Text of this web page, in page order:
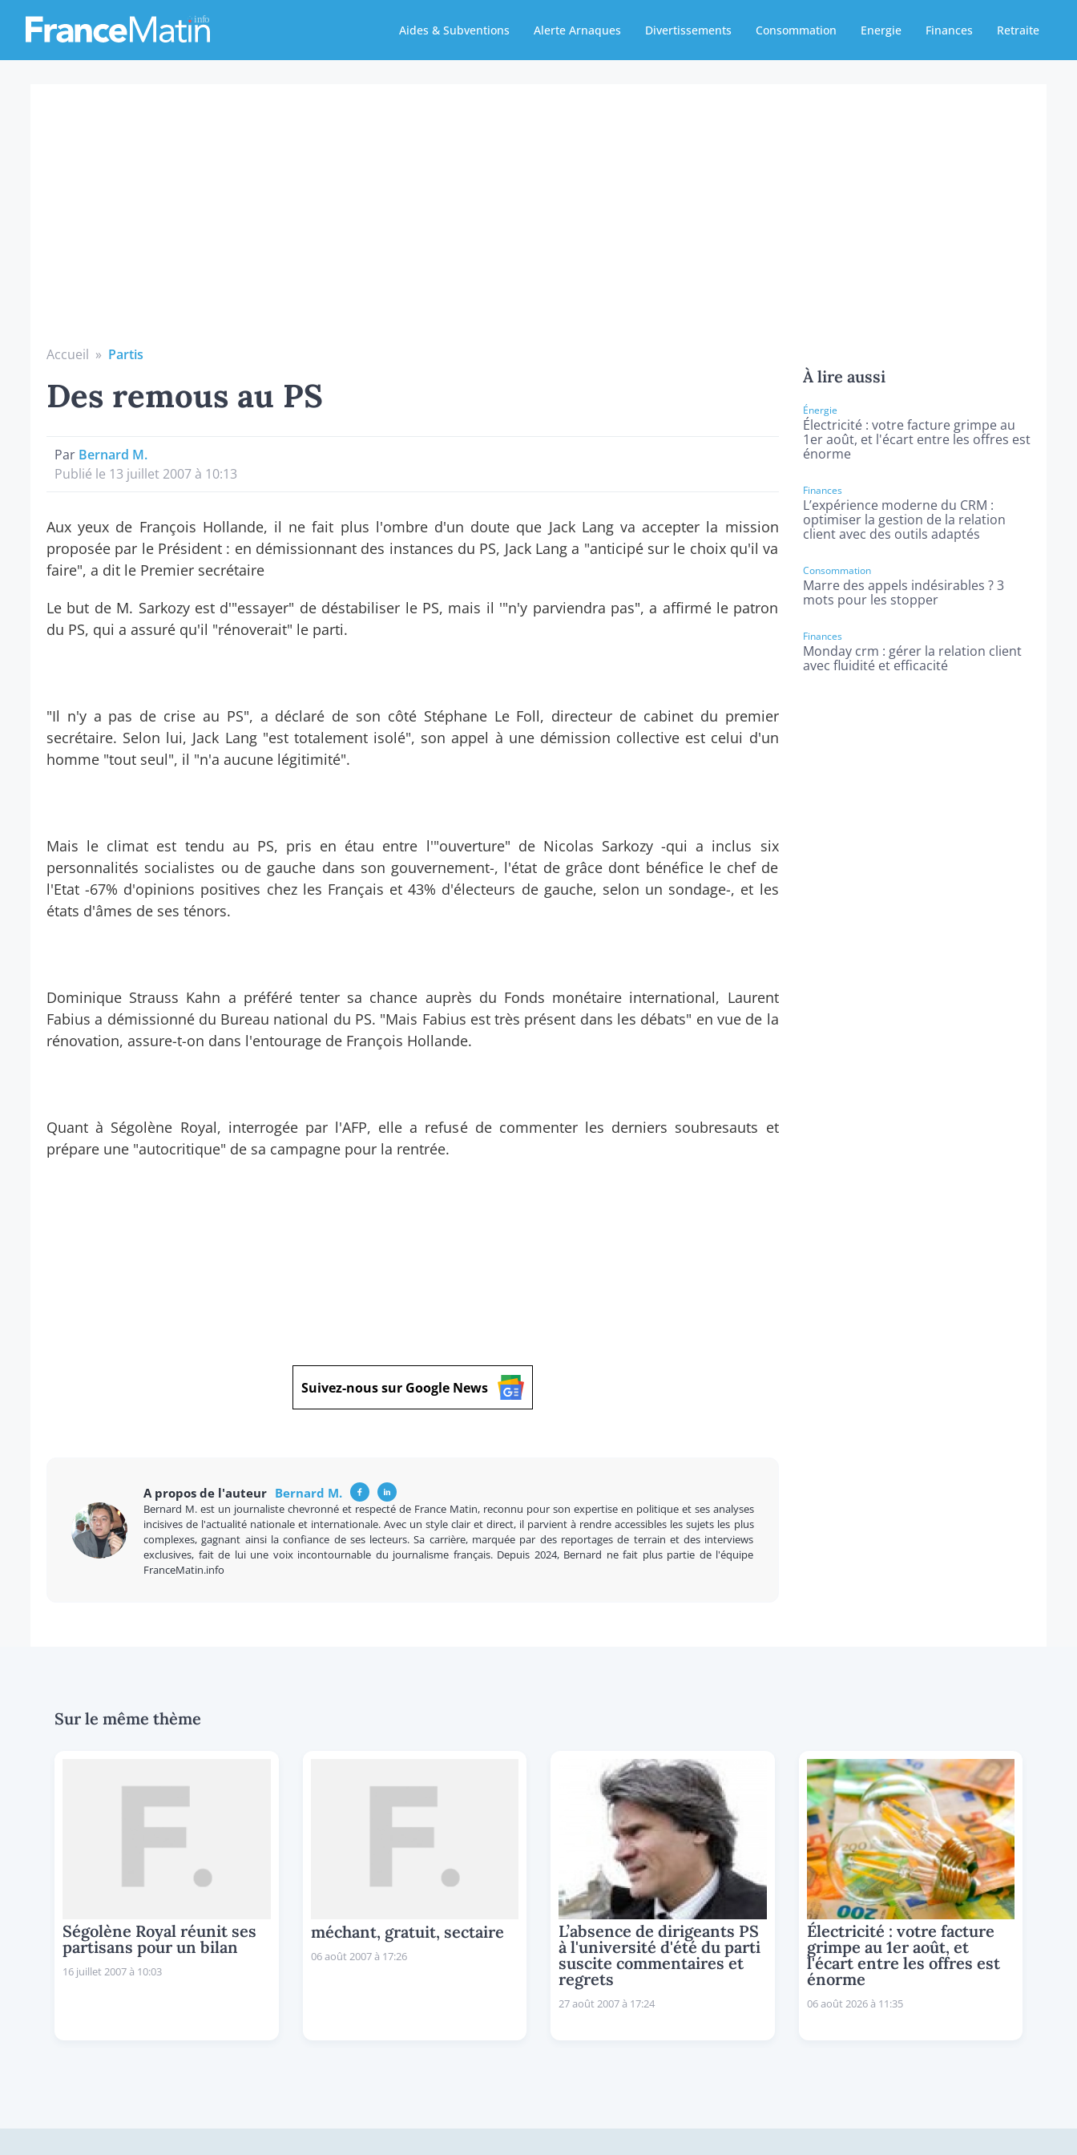
Aides & Subventions Alerte Arnaques Divertissements Consommation Energie Finances Retraite
Accueil » Partis
Des remous au PS
Par Bernard M.
Publié le 13 juillet 2007 à 10:13
Aux yeux de François Hollande, il ne fait plus l'ombre d'un doute que Jack Lang va accepter la mission
proposée par le Président : en démissionnant des instances du PS, Jack Lang a "anticipé sur le choix qu'il va
faire", a dit le Premier secrétaire
Le but de M. Sarkozy est d'"essayer" de déstabiliser le PS, mais il '"n'y parviendra pas", a affirmé le patron
du PS, qui a assuré qu'il "rénoverait" le parti.
"Il n'y a pas de crise au PS", a déclaré de son côté Stéphane Le Foll, directeur de cabinet du premier
secrétaire. Selon lui, Jack Lang "est totalement isolé", son appel à une démission collective est celui d'un
homme "tout seul", il "n'a aucune légitimité".
Mais le climat est tendu au PS, pris en étau entre l'"ouverture" de Nicolas Sarkozy -qui a inclus six
personnalités socialistes ou de gauche dans son gouvernement-, l'état de grâce dont bénéfice le chef de
l'Etat -67% d'opinions positives chez les Français et 43% d'électeurs de gauche, selon un sondage-, et les
états d'âmes de ses ténors.
Dominique Strauss Kahn a préféré tenter sa chance auprès du Fonds monétaire international, Laurent
Fabius a démissionné du Bureau national du PS. "Mais Fabius est très présent dans les débats" en vue de la
rénovation, assure-t-on dans l'entourage de François Hollande.
Quant à Ségolène Royal, interrogée par l'AFP, elle a refusé de commenter les derniers soubresauts et
prépare une "autocritique" de sa campagne pour la rentrée.
Suivez-nous sur Google News
A propos de l'auteur Bernard M.
Bernard M. est un journaliste chevronné et respecté de France Matin, reconnu pour son expertise en politique et ses analyses
incisives de l'actualité nationale et internationale. Avec un style clair et direct, il parvient à rendre accessibles les sujets les plus
complexes, gagnant ainsi la confiance de ses lecteurs. Sa carrière, marquée par des reportages de terrain et des interviews
exclusives, fait de lui une voix incontournable du journalisme français. Depuis 2024, Bernard ne fait plus partie de l'équipe
FranceMatin.info
À lire aussi
Énergie
Électricité : votre facture grimpe au
1er août, et l'écart entre les offres est
énorme
Finances
L’expérience moderne du CRM :
optimiser la gestion de la relation
client avec des outils adaptés
Consommation
Marre des appels indésirables ? 3
mots pour les stopper
Finances
Monday crm : gérer la relation client
avec fluidité et efficacité
Sur le même thème
Ségolène Royal réunit ses
partisans pour un bilan
16 juillet 2007 à 10:03
méchant, gratuit, sectaire
06 août 2007 à 17:26
L’absence de dirigeants PS
à l'université d'été du parti
suscite commentaires et
regrets
27 août 2007 à 17:24
Électricité : votre facture
grimpe au 1er août, et
l'écart entre les offres est
énorme
06 août 2026 à 11:35